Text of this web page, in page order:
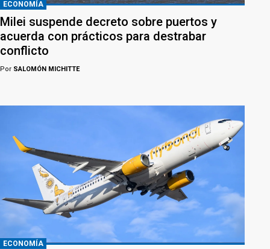
ECONOMÍA
Milei suspende decreto sobre puertos y
acuerda con prácticos para destrabar
conflicto
Por SALOMÓN MICHITTE
ECONOMÍA